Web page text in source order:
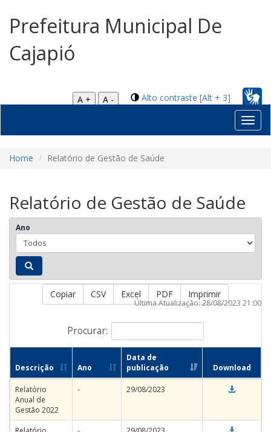
Prefeitura Municipal De
Cajapió
Alto contraste [Alt + 3]
A +
A -
Home Relatório de Gestão de Saúde
Relatório de Gestão de Saúde
Ano
Copiar CSV Excel PDF Imprimir
Procurar:
Última Atualização: 28/08/2023 21:00
Descrição Ano
Data de
publicação
Download
Relatório
Anual de
Gestão 2022
- 29/08/2023